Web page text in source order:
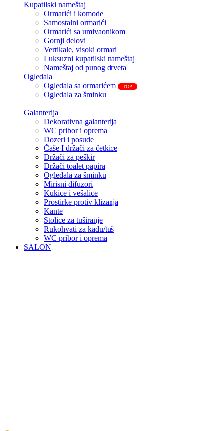
Kupatilski nameštaj
Ormarići i komode
Samostalni ormarići
Ormarići sa umivaonikom
Gornji delovi
Vertikale, visoki ormari
Luksuzni kupatilski nameštaj
Nameštaj od punog drveta
Ogledala
Ogledala sa ormarićem
TOP
Ogledala za šminku
Galanterija
Dekorativna galanterija
WC pribor i oprema
Dozeri i posude
Čaše I držači za četkice
Držači za peškir
Držači toalet papira
Ogledala za šminku
Mirisni difuzori
Kukice i vešalice
Prostirke protiv klizanja
Kante
Stolice za tuširanje
Rukohvati za kadu/tuš
WC pribor i oprema
SALON